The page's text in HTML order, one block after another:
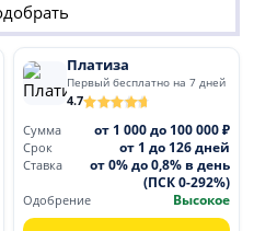
Платиза
Первый бесплатно на 7 дней
4.7
Сумма
от 1 000 до 100 000 ₽
Срок от 1 до 126 дней
Ставка
от 0% до 0,8% в день
(ПСК 0-292%)
Одобрение Высокое